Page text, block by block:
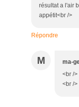
résultat a l'air
appétit<br />
Répondre
M ma-
<br />
<br />